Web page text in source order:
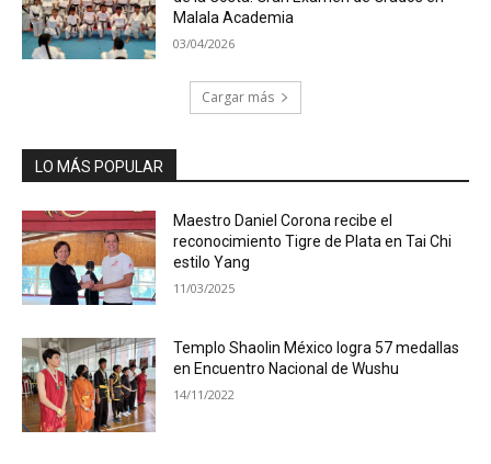
Malala Academia
03/04/2026
Cargar más
LO MÁS POPULAR
Maestro Daniel Corona recibe el
reconocimiento Tigre de Plata en Tai Chi
estilo Yang
11/03/2025
Templo Shaolin México logra 57 medallas
en Encuentro Nacional de Wushu
14/11/2022